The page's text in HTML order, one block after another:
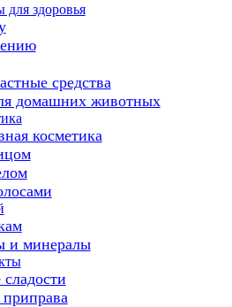
для здоровья
средства
домашних животных
косметика
и минералы